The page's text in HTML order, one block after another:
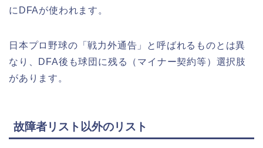
にDFAが使われます。
日本プロ野球の「戦力外通告」と呼ばれるものとは異
なり、DFA後も球団に残る（マイナー契約等）選択肢
があります。
故障者リスト以外のリスト